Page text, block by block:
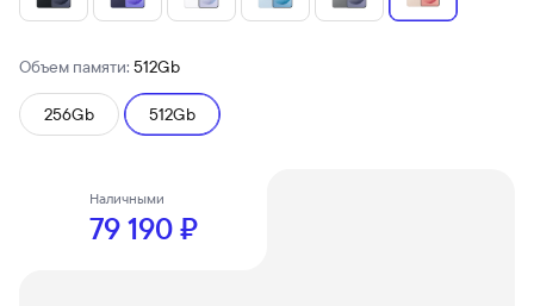
Объем памяти: 512Gb
256Gb 512Gb
Наличными
79 190 ₽